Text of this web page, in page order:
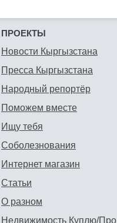
ПРОЕКТЫ
Новости Кыргызстана
Пресса Кыргызстана
Народный репортёр
Поможем вместе
Ищу тебя
Соболезнования
Интернет магазин
Статьи
О разном
Недвижимость Куплю/